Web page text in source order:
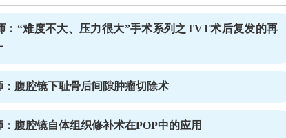
：“难度不大、压力很大”手术系列之TVT术后复发的再
：腹腔镜下耻骨后间隙肿瘤切除术
腹腔镜自体组织修补术在POP中的应用